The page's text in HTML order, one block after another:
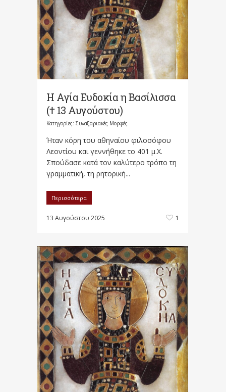
Η Αγία Ευδοκία η Βασίλισσα
(† 13 Αυγούστου)
Κατηγορίες: Συναξαριακές Μορφές
Ήταν κόρη του αθηναίου φιλοσόφου
Λεοντίου και γεννήθηκε το 401 μ.Χ.
Σπούδασε κατά τον καλύτερο τρόπο τη
γραμματική, τη ρητορική...
Περισσότερα
13 Αυγούστου 2025 1